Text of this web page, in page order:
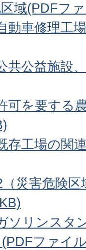
域(PDFフ
動車修理工
共公益施設
可を要する
存工場の関
災害危険
ソリンスタ
ファイ